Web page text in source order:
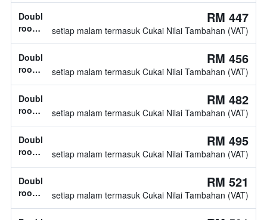
katil
double
Double
room,
katil
double
RM 447
setiap malam termasuk Cukai Nilai Tambahan (VAT)
Double
room,
katil
double
RM 456
setiap malam termasuk Cukai Nilai Tambahan (VAT)
Double
room,
katil
double
RM 482
setiap malam termasuk Cukai Nilai Tambahan (VAT)
Double
room,
katil
double
RM 495
setiap malam termasuk Cukai Nilai Tambahan (VAT)
Double
room,
katil
RM 521
setiap malam termasuk Cukai Nilai Tambahan (VAT)